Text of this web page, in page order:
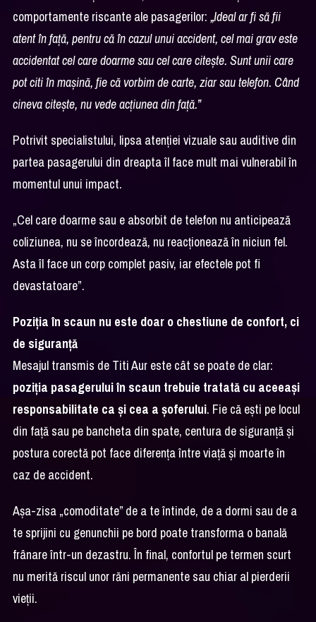
comportamente riscante ale pasagerilor:„Ideal ar fi să fii
atent în față, pentru că în cazul unui accident, cel mai grav este
accidentat cel care doarme sau cel care citește. Sunt unii care
pot citi în mașină, fie că vorbim de carte, ziar sau telefon. Când
cineva citește, nu vede acțiunea din față.”
Potrivit specialistului, lipsa atenției vizuale sau auditive din
partea pasagerului din dreapta îl face mult mai vulnerabil în
momentul unui impact.
„Cel care doarme sau e absorbit de telefon nu anticipează
coliziunea, nu se încordează, nu reacționează în niciun fel.
Asta îl face un corp complet pasiv, iar efectele pot fi
devastatoare”.
Poziția în scaun nu este doar o chestiune de confort, ci
de siguranță
Mesajul transmis de Titi Aur este cât se poate de clar:
poziția pasagerului în scaun trebuie tratată cu aceeași
responsabilitate ca și cea a șoferului. Fie că ești pe locul
din față sau pe bancheta din spate, centura de siguranță și
postura corectă pot face diferența între viață și moarte în
caz de accident.
Așa-zisa „comoditate” de a te întinde, de a dormi sau de a
te sprijini cu genunchii pe bord poate transforma o banală
frânare într-un dezastru. În final, confortul pe termen scurt
nu merită riscul unor răni permanente sau chiar al pierderii
vieții.